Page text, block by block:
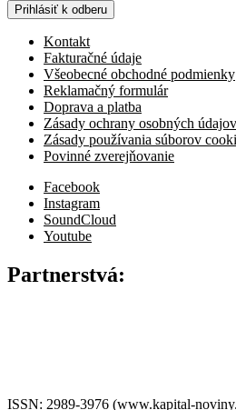
Prihlásiť k odberu
Kontakt
Fakturačné údaje
Všeobecné obchodné podmienky
Reklamačný formulár
Doprava a platba
Zásady ochrany osobných údajov
Zásady používania súborov
Povinné zverejňovanie
Facebook
Instagram
SoundCloud
Youtube
Partnerstvá:
ISSN: 2989-3976 (www.kapital-